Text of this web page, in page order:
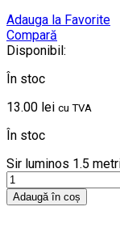
Adauga la Favorite
Compară
Disponibil:
În stoc
13.00 lei cu TVA
În stoc
Sir luminos 1.5
Adaugă în coș